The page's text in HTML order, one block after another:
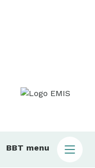
Main
BBT menu